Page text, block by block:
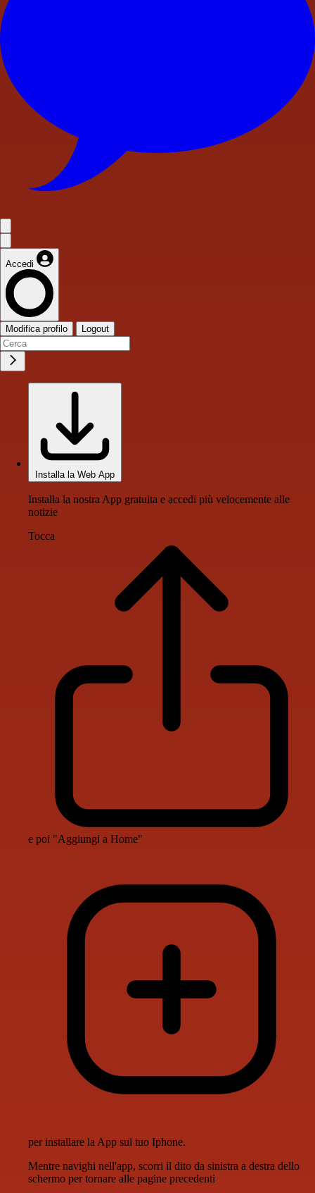
Accedi
Modifica profilo Logout
Installa la Web App
Installa la nostra App gratuita e accedi più velocemente alle
notizie
Tocca
e poi "Aggiungi a Home"
per installare la App sul tuo Iphone.
Mentre navighi nell'app, scorri il dito da sinistra a destra dello
schermo per tornare alle pagine precedenti